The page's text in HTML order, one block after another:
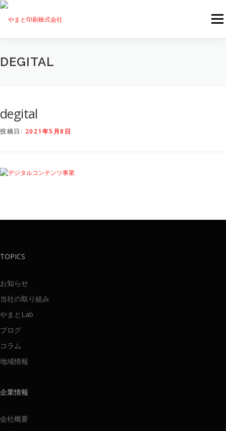
コンテンツへスキップ
メニ
TOPICS
DEGITAL
degital
投稿日: 2021年5月8日
TOPICS
お知らせ
当社の取り組み
やまとLab
ブログ
コラム
地域情報
企業情報
会社概要